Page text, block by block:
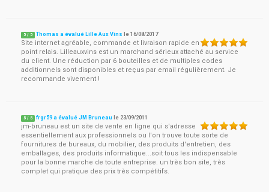
5 / 5 Thomas a évalué Lille Aux Vins le16/08/2017
Site internet agréable, commande et livraison rapide en
point relais. Lilleauxvins est un marchand sérieux attaché au service
du client. Une réduction par 6 bouteilles et de multiples codes
additionnels sont disponibles et reçus par email régulièrement. Je
recommande vivement !
5 / 5 frgr59 a évalué JM Bruneau le 23/09/2011
jm-bruneau est un site de vente en ligne qui s'adresse
essentiellement aux professionnels ou l'on trouve toute sorte de
fournitures de bureaux, du mobilier, des produits d'entretien, des
emballages, des produits informatique...soit tous les indispensable
pour la bonne marche de toute entreprise. un très bon site, très
complet qui pratique des prix très compétitifs.